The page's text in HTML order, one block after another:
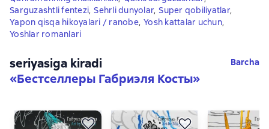
Sarguzashtli fentezi, Sehrli dunyolar, Super qobiliyatlar,
Yapon qisqa hikoyalari / ranobe, Yosh kattalar uchun,
Yoshlar romanlari
seriyasiga kiradi
«Бестселлеры Габриэля Косты»
Barcha